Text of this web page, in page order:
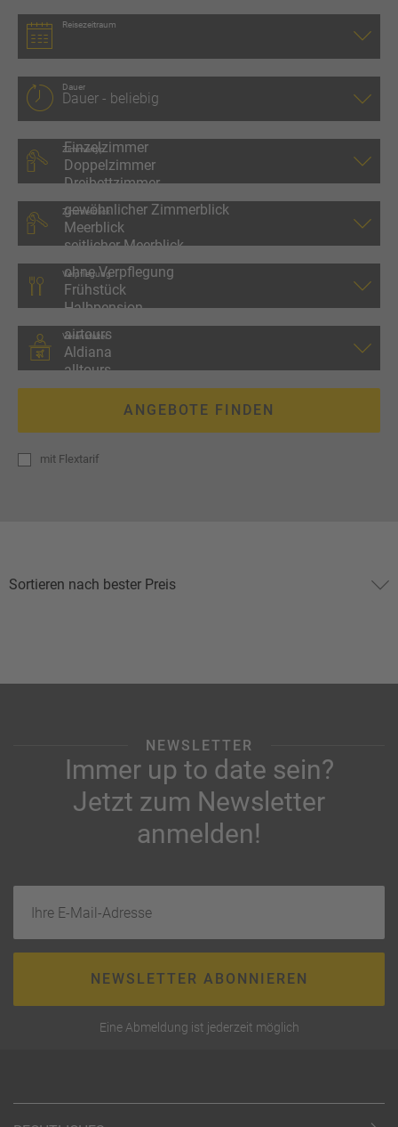
Reisezeitraum
Dauer
Zimmertyp
Zimmerblick
ANGEBOTE FINDEN
mit Flextarif
Verpflegung
Veranstalter
NEWSLETTER
Immer up to date sein?
Jetzt zum Newsletter
anmelden!
NEWSLETTER ABONNIEREN
Eine Abmeldung ist jederzeit möglich